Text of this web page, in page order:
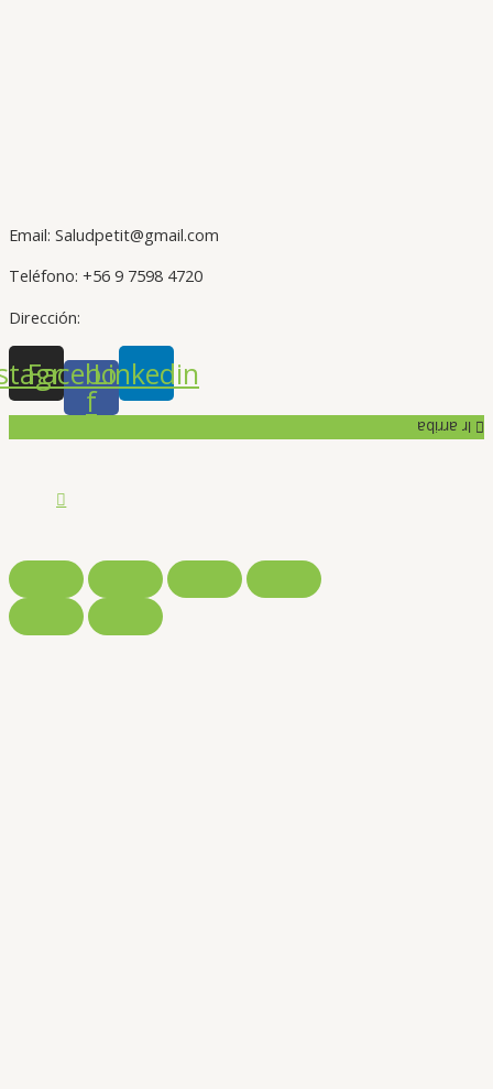
Email: Saludpetit@gmail.com
Teléfono: +56 9 7598 4720
Dirección:
Facebook-
f
Linkedin
Ir arriba